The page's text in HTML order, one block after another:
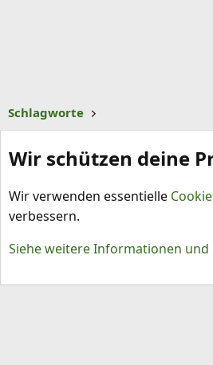
Schlagworte
Wir schützen deine
Wir verwenden essentielle
verbessern.
Siehe weitere Informationen